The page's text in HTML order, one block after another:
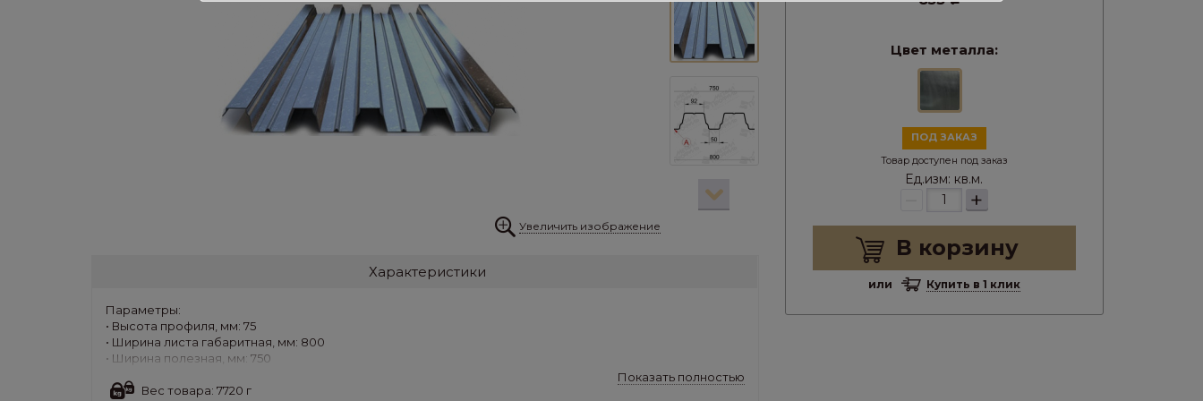
Увеличить изображение
Цвет металла:
ПОД ЗАКАЗ
Товар доступен под заказ
Ед.изм: кв.м.
+
В корзину
или Купить в 1 клик
Характеристики
Параметры:
• Высота профиля, мм: 75
• Ширина листа габаритная, мм: 800
• Ширина полезная, мм: 750
• Покрытие: ЦН (бесцветный)
Показать полностью
Вес товара: 7720 г